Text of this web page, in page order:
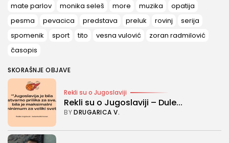
mate parlov
monika seleš more muzika
opatija
pesma
pevacica predstava preluk rovinj
serija
spomenik
sport tito vesna vulović
zoran radmilović
časopis
SKORAŠNJE OBJAVE
Rekli su o Jugoslaviji
Rekli su o Jugoslaviji – Dule...
BYDRUGARICA V.